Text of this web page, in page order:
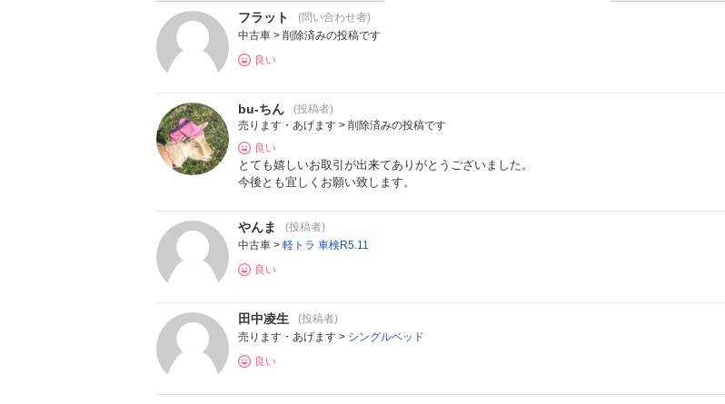
フラット
(問い合わせ者)
中古車 > 削除済みの投稿です
良い
bu-ちん
(投稿者)
売ります・あげます > 削除済みの投稿です
良い
とても嬉しいお取引が出来てありがとうございました。
今後とも宜しくお願い致します。
やんま
(投稿者)
中古車 > 軽トラ 車検R5.11
良い
田中凌生
(投稿者)
売ります・あげます > シングルベッド
良い